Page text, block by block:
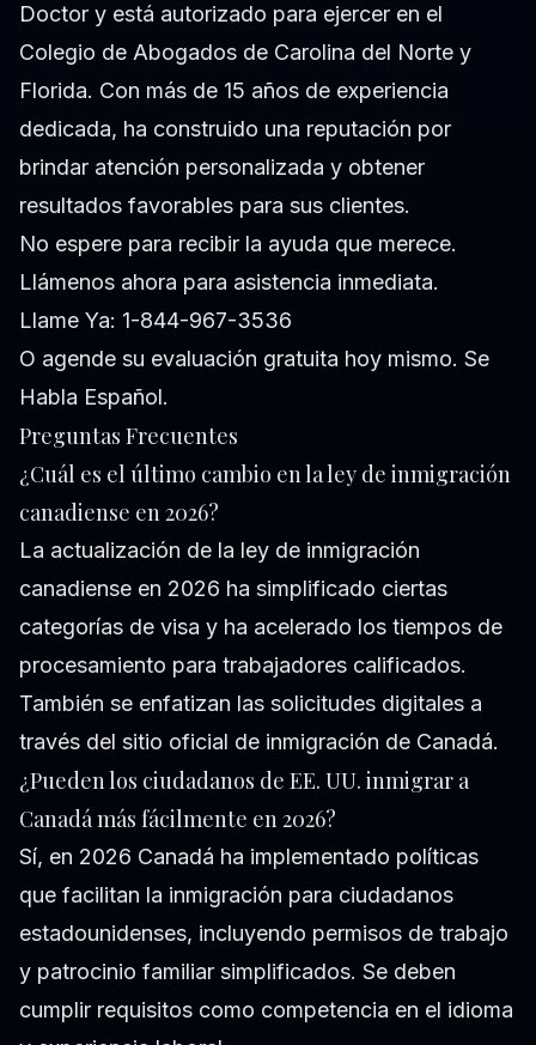
Doctor y está autorizado para ejercer en el
Colegio de Abogados de Carolina del Norte y
Florida. Con más de 15 años de experiencia
dedicada, ha construido una reputación por
brindar atención personalizada y obtener
resultados favorables para sus clientes.
No espere para recibir la ayuda que merece.
Llámenos ahora para asistencia inmediata.
Llame Ya: 1-844-967-3536
O agende su evaluación gratuita hoy mismo. Se
Habla Español.
Preguntas Frecuentes
¿Cuál es el último cambio en la ley de inmigración
canadiense en 2026?
La actualización de la ley de inmigración
canadiense en 2026 ha simplificado ciertas
categorías de visa y ha acelerado los tiempos de
procesamiento para trabajadores calificados.
También se enfatizan las solicitudes digitales a
través del sitio oficial de inmigración de Canadá.
¿Pueden los ciudadanos de EE. UU. inmigrar a
Canadá más fácilmente en 2026?
Sí, en 2026 Canadá ha implementado políticas
que facilitan la inmigración para ciudadanos
estadounidenses, incluyendo permisos de trabajo
y patrocinio familiar simplificados. Se deben
cumplir requisitos como competencia en el idioma